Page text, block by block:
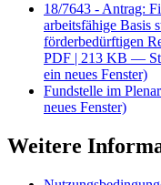
18/7643 - Antrag:
arbeitsfähige Basis
förderbedürftigen
PDF | 213 KB —
ein neues Fenster)
Fundstelle im
neues Fenster)
Weitere